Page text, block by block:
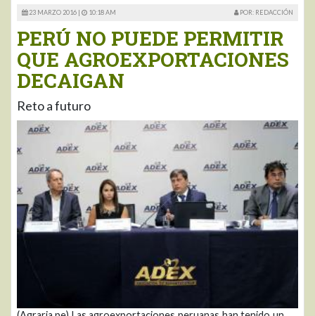
23 MARZO 2016 | 10:18 AM POR: REDACCIÓN
PERÚ NO PUEDE PERMITIR
QUE AGROEXPORTACIONES
DECAIGAN
Reto a futuro